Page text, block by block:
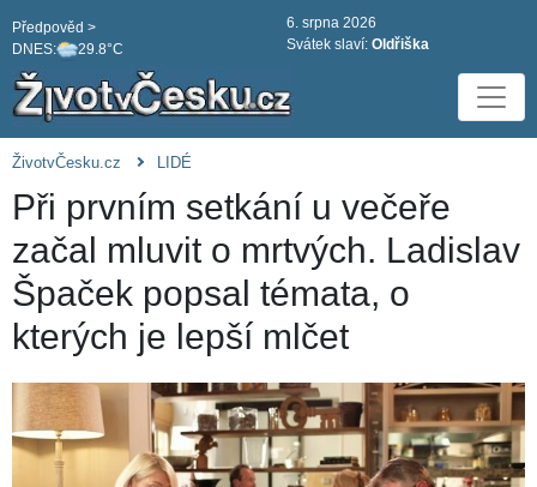
DNES: 29.8°C
Předpověd >
6. srpna 2026
Svátek slaví: Oldřiška
ŽivotvČesku.cz LIDÉ
Při prvním setkání u večeře
začal mluvit o mrtvých. Ladislav
Špaček popsal témata, o
kterých je lepší mlčet